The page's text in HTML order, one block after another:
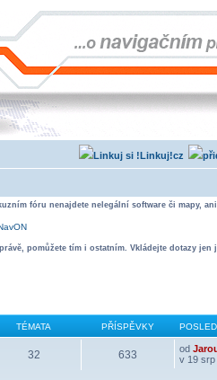
Linkuj!cz
fóru nenajdete nelegální software či mapy,
pomůžete tím i ostatním. Vkládejte dotazy
TÉMATA PŘÍSPĚVKY
32 633 od
v 19 srp